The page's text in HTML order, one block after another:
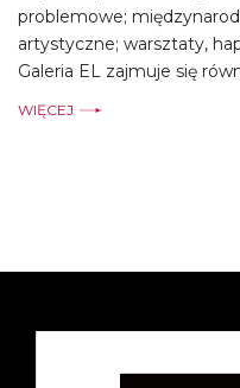
problemowe;
artystyczne; warsztaty,
Galeria EL zajmuje się
WIĘCEJ